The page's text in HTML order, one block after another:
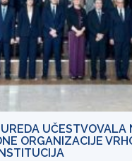
UČESTVOVALA
ORGANIZACIJE